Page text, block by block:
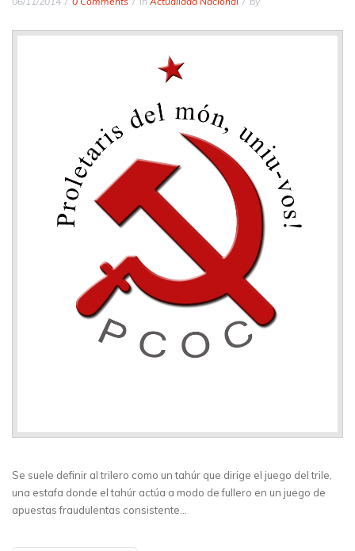
Se suele definir al trilero como un tahúr que dirige el juego del trile,
una estafa donde el tahúr actúa a modo de fullero en un juego de
apuestas fraudulentas consistente…